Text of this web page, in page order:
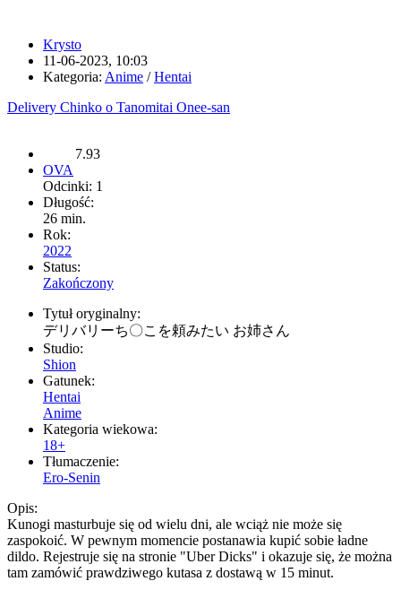
Krysto
11-06-2023, 10:03
Kategoria: Anime /Hentai
Delivery Chinko o Tanomitai Onee-san
7.93
OVA
Odcinki: 1
Długość:
26 min.
Rok:
2022
Status:
Zakończony
Tytuł oryginalny:
デリバリーち〇こを頼みたい お姉さん
Studio:
Shion
Gatunek:
Hentai
Anime
Kategoria wiekowa:
18+
Tłumaczenie:
Ero-Senin
Opis:
Kunogi masturbuje się od wielu dni, ale wciąż nie może się
zaspokoić. W pewnym momencie postanawia kupić sobie ładne
dildo. Rejestruje się na stronie "Uber Dicks" i okazuje się, że można
tam zamówić prawdziwego kutasa z dostawą w 15 minut.